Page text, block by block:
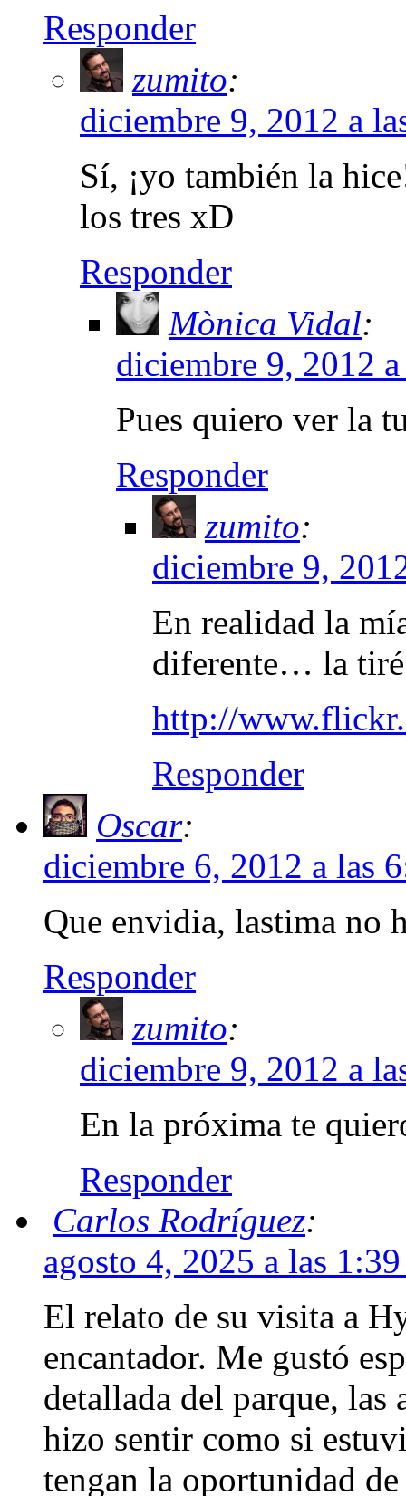
Responder
zumito:
diciembre 9, 2012 a
Sí, ¡yo también la
los tres xD
Responder
Mònica Vidal:
diciembre 9, 2012
Pues quiero ver la
Responder
zumito:
diciembre 9,
En realidad la
diferente… la
http://
Responder
Oscar:
diciembre 6, 2012 a las
Que envidia, lastima no
Responder
zumito:
diciembre 9, 2012 a
En la próxima te
Responder
Carlos Rodríguez:
agosto 4, 2025 a las
El relato de su visita a
encantador. Me gustó
detallada del parque,
hizo sentir como si
tengan la oportunidad